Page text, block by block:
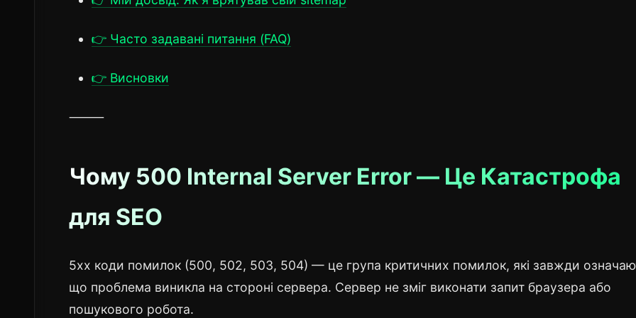
👉 Часто задавані питання (FAQ)
👉 Висновки
⸻
Чому 500 Internal Server Error — Це Катастрофа
для SEO
5xx коди помилок (500, 502, 503, 504) — це група критичних помилок, які завжди
що проблема виникла на стороні сервера. Сервер не зміг виконати запит браузера або
пошукового робота.